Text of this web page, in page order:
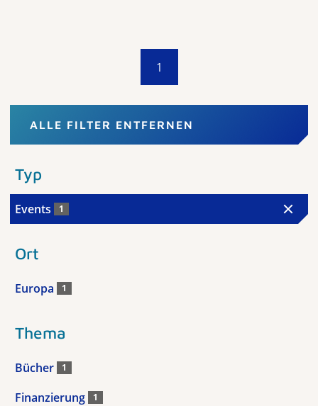
1
ALLE FILTER ENTFERNEN
Typ
Events 1
Ort
Europa 1
Thema
Bücher 1
Finanzierung 1